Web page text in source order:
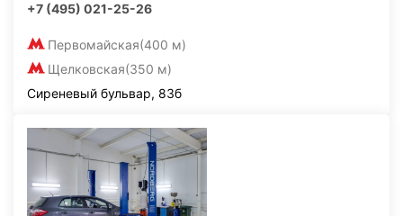
+7 (495) 021-25-26
Первомайская(400 м)
Щелковская(350 м)
Сиреневый бульвар, 83б